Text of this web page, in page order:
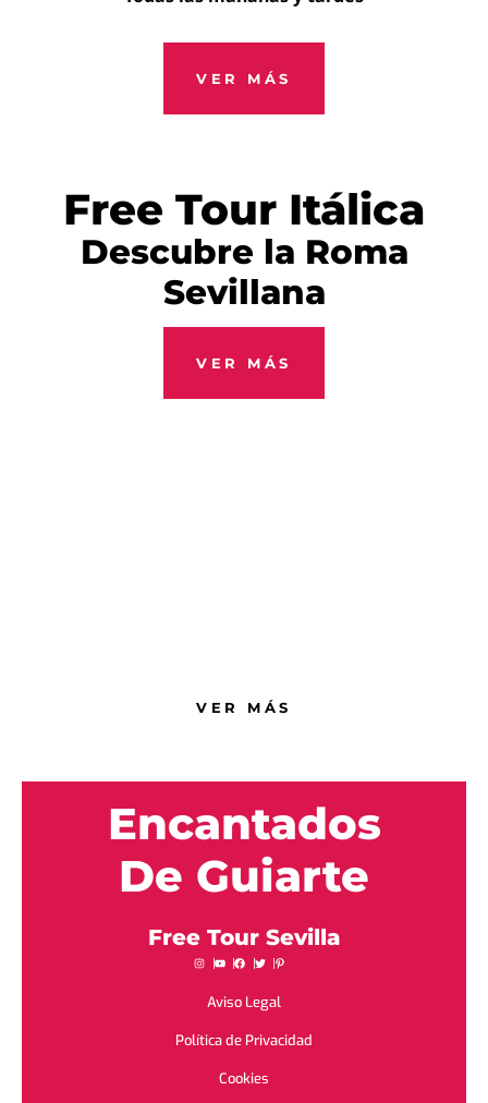
VER MÁS
Free Tour Itálica
Descubre la Roma
Sevillana
VER MÁS
VER MÁS
Encantados
De Guiarte
Free Tour Sevilla
Aviso Legal
Política de Privacidad
Cookies